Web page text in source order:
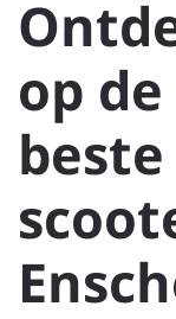
op
beste